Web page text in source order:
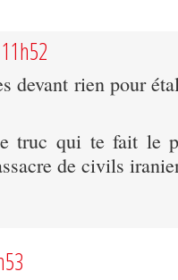
devant rien pour
truc qui te fait le
de civils